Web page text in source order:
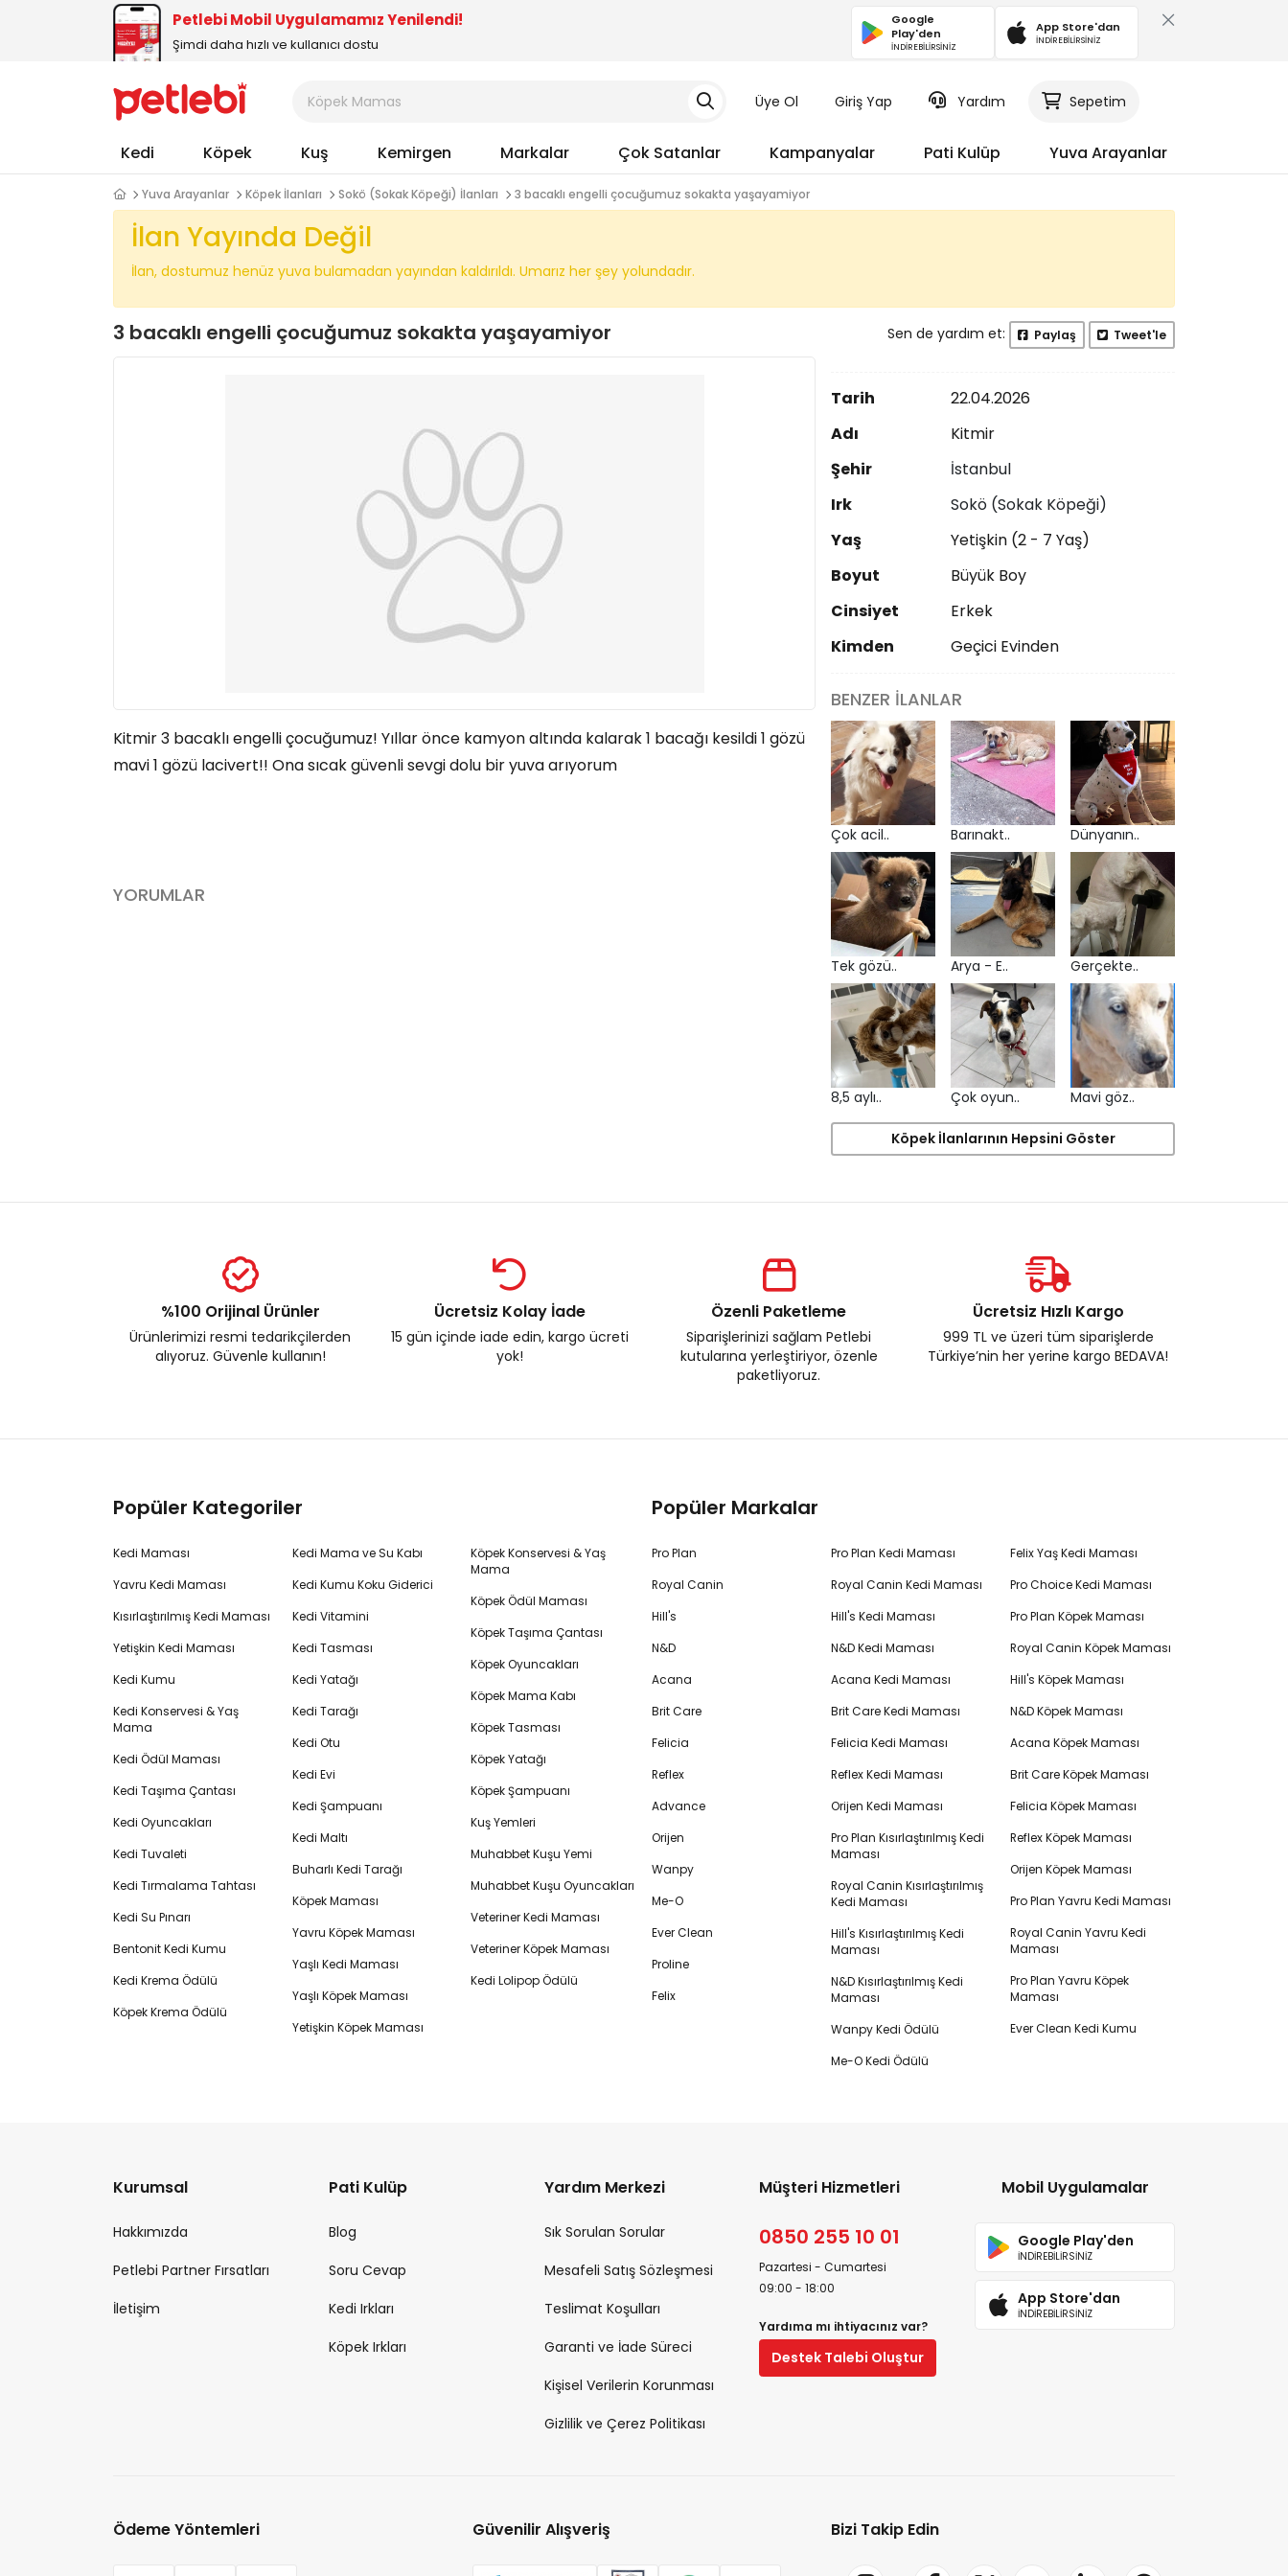
Petlebi Mobil Uygulamamız Yenilendi!
Şimdi daha hızlı ve kullanıcı dostu
Google
Play'den
İNDİREBİLİRSİNİZ
App Store'dan
İNDİREBİLİRSİNİZ
Üye Ol Giriş Yap Yardım Sepetim
Kedi Köpek Kuş Kemirgen Markalar Çok Satanlar Kampanyalar Pati Kulüp Yuva Arayanlar
Yuva Arayanlar Köpek İlanları Sokö (Sokak Köpeği) İlanları 3 bacaklı engelli çocuğumuz sokakta yaşayamiyor
İlan Yayında Değil
İlan, dostumuz henüz yuva bulamadan yayından kaldırıldı. Umarız her şey yolundadır.
3 bacaklı engelli çocuğumuz sokakta yaşayamiyor Sen de yardım et: Paylaş Tweet'le
Kitmir 3 bacaklı engelli çocuğumuz! Yıllar önce kamyon altında kalarak 1 bacağı kesildi 1 gözü
mavi 1 gözü lacivert!! Ona sıcak güvenli sevgi dolu bir yuva arıyorum
YORUMLAR
Tarih
22.04.2026
Adı
Kitmir
Şehir
İstanbul
Irk
Sokö (Sokak Köpeği)
Yaş
Yetişkin (2 - 7 Yaş)
Boyut
Büyük Boy
Cinsiyet
Erkek
Kimden
Geçici Evinden
BENZER İLANLAR
Çok acil.. Barınakt.. Dünyanın..
Tek gözü.. Arya - E.. Gerçekte..
8,5 aylı.. Çok oyun.. Mavi göz..
Köpek İlanlarının Hepsini Göster
%100 Orijinal Ürünler
Ürünlerimizi resmi tedarikçilerden
alıyoruz. Güvenle kullanın!
Ücretsiz Kolay İade
15 gün içinde iade edin, kargo ücreti
yok!
Özenli Paketleme
Siparişlerinizi sağlam Petlebi
kutularına yerleştiriyor, özenle
paketliyoruz.
Ücretsiz Hızlı Kargo
999 TL ve üzeri tüm siparişlerde
Türkiye’nin her yerine kargo BEDAVA!
Popüler Kategoriler
Kedi Maması
Yavru Kedi Maması
Kısırlaştırılmış Kedi Maması
Yetişkin Kedi Maması
Kedi Kumu
Kedi Konservesi & Yaş
Mama
Kedi Ödül Maması
Kedi Taşıma Çantası
Kedi Oyuncakları
Kedi Tuvaleti
Kedi Tırmalama Tahtası
Kedi Su Pınarı
Bentonit Kedi Kumu
Kedi Krema Ödülü
Köpek Krema Ödülü
Kedi Mama ve Su Kabı
Kedi Kumu Koku Giderici
Kedi Vitamini
Kedi Tasması
Kedi Yatağı
Kedi Tarağı
Kedi Otu
Kedi Evi
Kedi Şampuanı
Kedi Maltı
Buharlı Kedi Tarağı
Köpek Maması
Yavru Köpek Maması
Yaşlı Kedi Maması
Yaşlı Köpek Maması
Yetişkin Köpek Maması
Köpek Konservesi & Yaş
Mama
Köpek Ödül Maması
Köpek Taşıma Çantası
Köpek Oyuncakları
Köpek Mama Kabı
Köpek Tasması
Köpek Yatağı
Köpek Şampuanı
Kuş Yemleri
Muhabbet Kuşu Yemi
Muhabbet Kuşu Oyuncakları
Veteriner Kedi Maması
Veteriner Köpek Maması
Kedi Lolipop Ödülü
Popüler Markalar
Pro Plan
Royal Canin
Hill's
N&D
Acana
Brit Care
Felicia
Reflex
Advance
Orijen
Wanpy
Me-O
Ever Clean
Proline
Felix
Pro Plan Kedi Maması
Royal Canin Kedi Maması
Hill's Kedi Maması
N&D Kedi Maması
Acana Kedi Maması
Brit Care Kedi Maması
Felicia Kedi Maması
Reflex Kedi Maması
Orijen Kedi Maması
Pro Plan Kısırlaştırılmış Kedi
Maması
Royal Canin Kısırlaştırılmış
Kedi Maması
Hill's Kısırlaştırılmış Kedi
Maması
N&D Kısırlaştırılmış Kedi
Maması
Wanpy Kedi Ödülü
Me-O Kedi Ödülü
Felix Yaş Kedi Maması
Pro Choice Kedi Maması
Pro Plan Köpek Maması
Royal Canin Köpek Maması
Hill's Köpek Maması
N&D Köpek Maması
Acana Köpek Maması
Brit Care Köpek Maması
Felicia Köpek Maması
Reflex Köpek Maması
Orijen Köpek Maması
Pro Plan Yavru Kedi Maması
Royal Canin Yavru Kedi
Maması
Pro Plan Yavru Köpek
Maması
Ever Clean Kedi Kumu
Kurumsal
Hakkımızda
Petlebi Partner Fırsatları
İletişim
Pati Kulüp
Blog
Soru Cevap
Kedi Irkları
Köpek Irkları
Yardım Merkezi
Sık Sorulan Sorular
Mesafeli Satış Sözleşmesi
Teslimat Koşulları
Garanti ve İade Süreci
Kişisel Verilerin Korunması
Gizlilik ve Çerez Politikası
Müşteri Hizmetleri
0850 255 10 01
Pazartesi - Cumartesi
09:00 - 18:00
Yardıma mı ihtiyacınız var?
Destek Talebi Oluştur
Mobil Uygulamalar
Google Play'den
İNDİREBİLİRSİNİZ
App Store'dan
İNDİREBİLİRSİNİZ
Ödeme Yöntemleri Güvenilir Alışveriş Bizi Takip Edin